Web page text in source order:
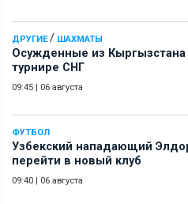
ДРУГИЕ/ ШАХМАТЫ
Осужденные из Кыргызстана
турнире СНГ
09:45 | 06 августа
ФУТБОЛ
Узбекский нападающий
перейти в новый клуб
09:40 | 06 августа